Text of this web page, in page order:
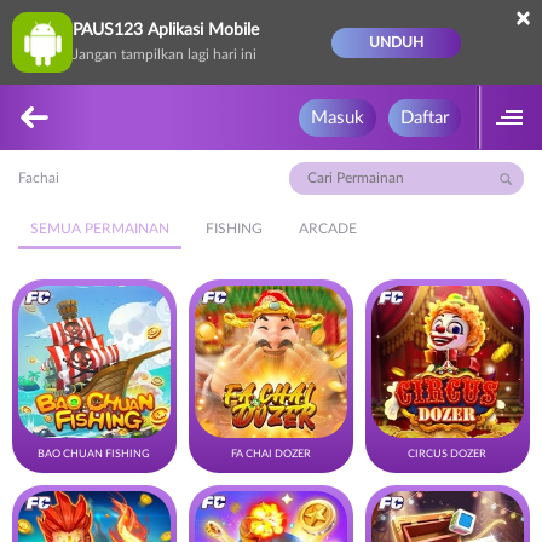
PAUS123 Aplikasi Mobile
Jangan tampilkan lagi hari ini
UNDUH
×
Masuk Daftar
Fachai
SEMUA PERMAINAN FISHING ARCADE
BAO CHUAN FISHING FA CHAI DOZER CIRCUS DOZER